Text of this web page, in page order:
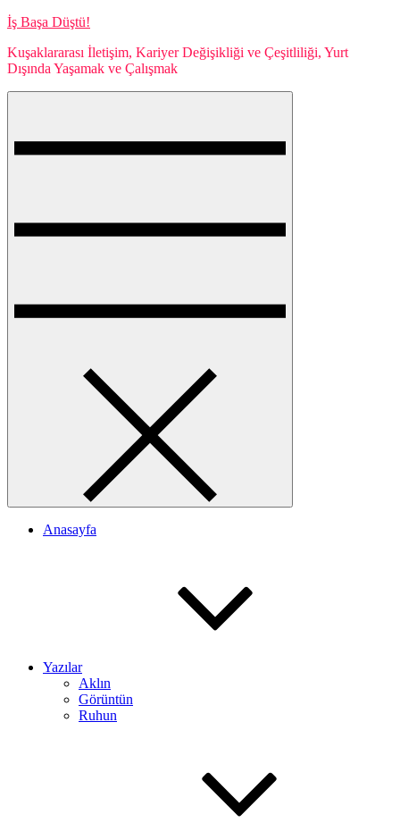
Skip
content
İş Başa Düştü!
Kuşaklararası İletişim, Kariyer Değişikliği ve Çeşitliliği, Yurt
Dışında Yaşamak ve Çalışmak
Anasayfa
Yazılar
Aklın
Görüntün
Ruhun